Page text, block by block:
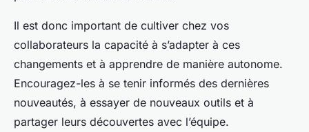
Il est donc important de cultiver chez vos
collaborateurs la capacité à s’adapter à ces
changements et à apprendre de manière autonome.
Encouragez-les à se tenir informés des dernières
nouveautés, à essayer de nouveaux outils et à
partager leurs découvertes avec l’équipe.